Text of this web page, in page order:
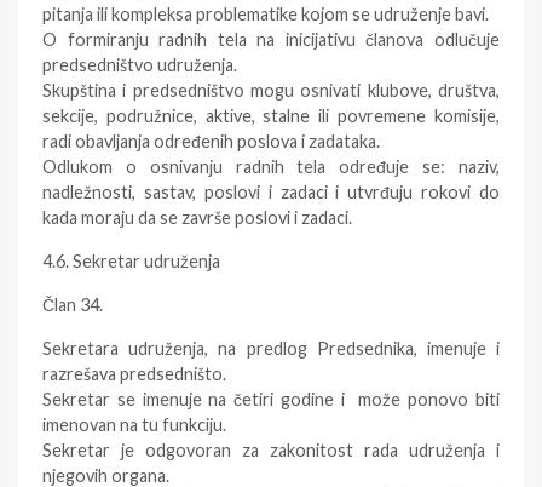
pitanja ili kompleksa problematike kojom se udruženje bavi.
O formiranju radnih tela na inicijativu članova odlučuje
predsedništvo udruženja.
Skupština i predsedništvo mogu osnivati klubove, društva,
sekcije, podružnice, aktive, stalne ili povremene komisije,
radi obavljanja određenih poslova i zadataka.
Odlukom o osnivanju radnih tela određuje se: naziv,
nadležnosti, sastav, poslovi i zadaci i utvrđuju rokovi do
kada moraju da se završe poslovi i zadaci.
4.6. Sekretar udruženja
Član 34.
Sekretara udruženja, na predlog Predsednika, imenuje i
razrešava predsedništo.
Sekretar se imenuje na četiri godine i može ponovo biti
imenovan na tu funkciju.
Sekretar je odgovoran za zakonitost rada udruženja i
njegovih organa.